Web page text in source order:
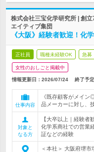
株式会社三宝化学研究所 | 創
エイティブ集団
《大阪》経験者歓迎！化
正社員 職種未経験OK 急募
女性のおしごと掲載中
情報更新日：2026/07/24 終了予定
仕事内容
《既存顧客がメイ
品メーカーに対し、
対象と
なる方
【大卒以上｜経験
化学系商社での営業
証などの経験
＜本社＞ 大阪府堺